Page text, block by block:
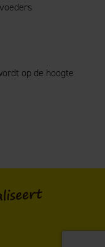
op de hoogte
AR realiseert